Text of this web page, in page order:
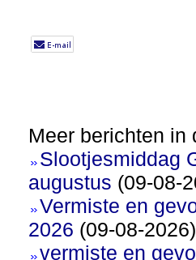
Meer berichten in
Slootjesmiddag
augustus (09-08-
Vermiste en
2026 (09-08-2026)
vermiste en